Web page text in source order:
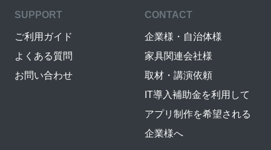
SUPPORT
ご利用ガイド
よくある質問
お問い合わせ
CONTACT
企業様・自治体様
家具関連会社様
取材・講演依頼
IT導入補助金を利用して
アプリ制作を希望される
企業様へ